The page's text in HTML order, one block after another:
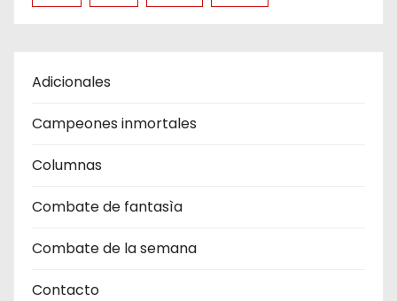
Adicionales
Campeones inmortales
Columnas
Combate de fantasìa
Combate de la semana
Contacto